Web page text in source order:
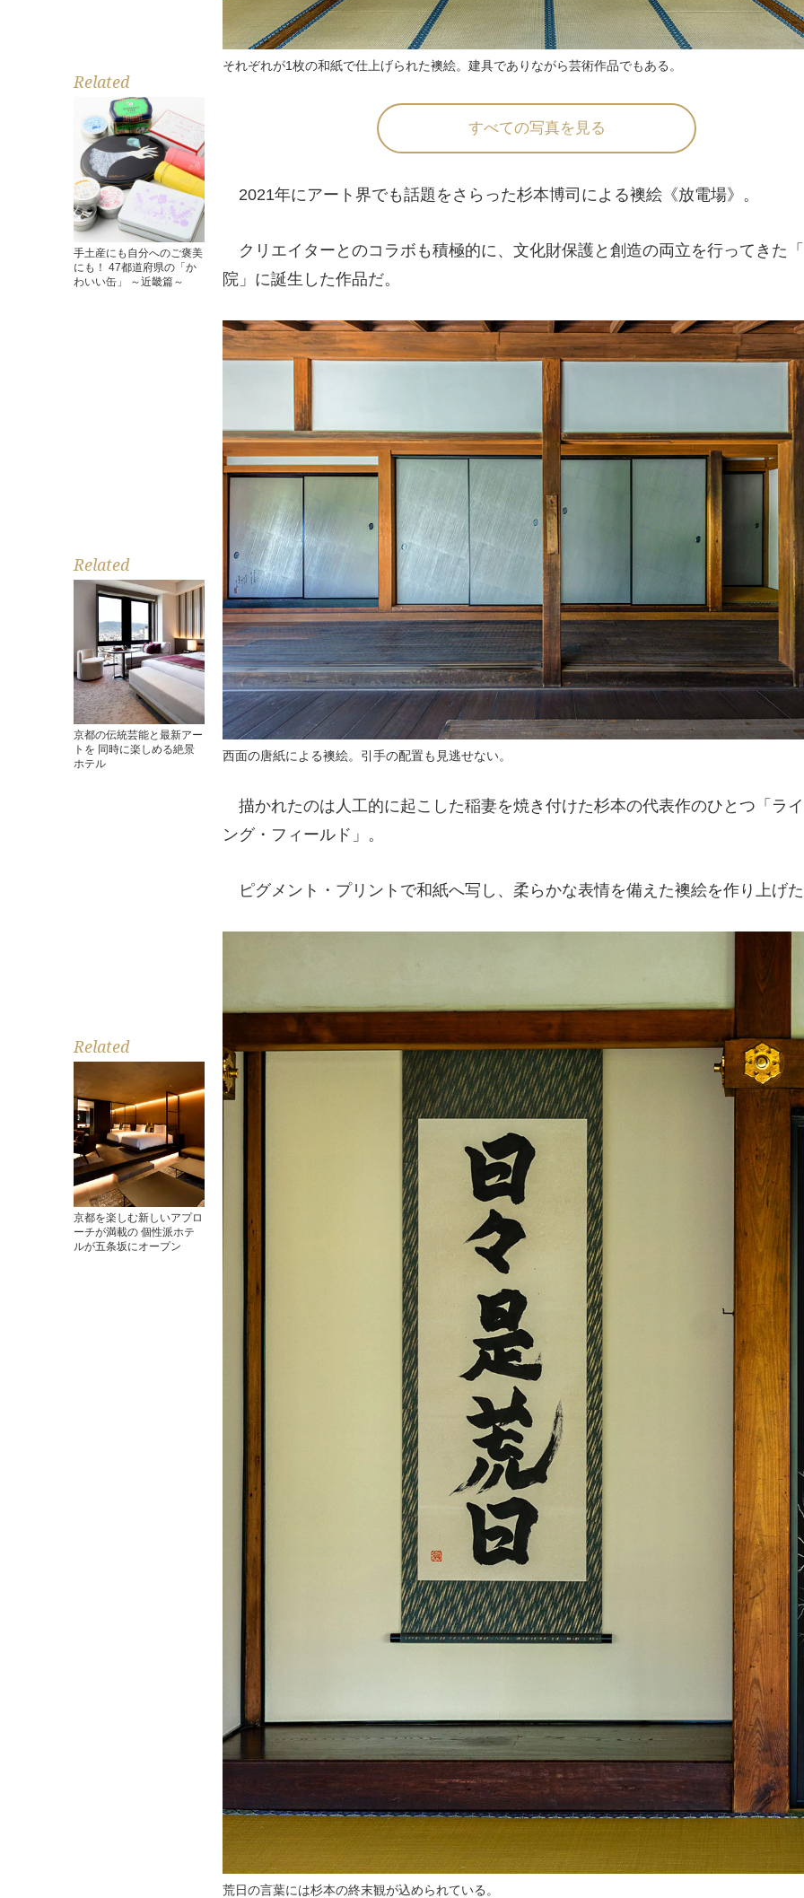
Related
手土産にも自分へのご褒美
にも！ 47都道府県の「か
わいい缶」 ～近畿篇～
Related
京都の伝統芸能と最新アー
トを 同時に楽しめる絶景
ホテル
Related
京都を楽しむ新しいアプロ
ーチが満載の 個性派ホテ
ルが五条坂にオープン
それぞれが1枚の和紙で仕上げられた襖絵。建具でありながら芸術作品でもある。
すべての写真を見る
2021年にアート界でも話題をさらった杉本博司による襖絵《放電場》。
クリエイターとのコラボも積極的に、文化財保護と創造の両立を行ってきた
院」に誕生した作品だ。
西面の唐紙による襖絵。引手の配置も見逃せない。
描かれたのは人工的に起こした稲妻を焼き付けた杉本の代表作のひとつ「ラ
ング・フィールド」。
ピグメント・プリントで和紙へ写し、柔らかな表情を備えた襖絵を作り上げ
荒日の言葉には杉本の終末観が込められている。